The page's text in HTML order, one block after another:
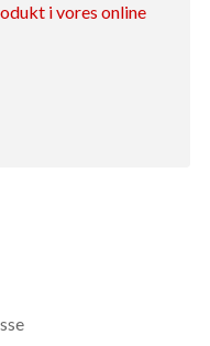
i vores online